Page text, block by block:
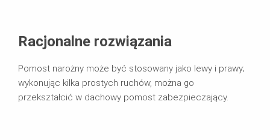
Racjonalne rozwiązania
Pomost narożny może być stosowany jako lewy i prawy;
wykonując kilka prostych ruchów, można go
przekształcić w dachowy pomost zabezpieczający.